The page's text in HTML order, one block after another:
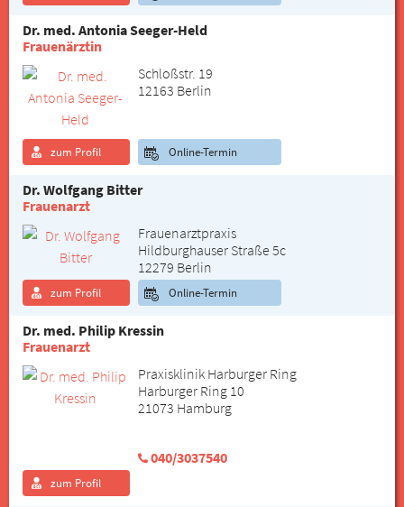
Dr. med. Antonia Seeger-Held
Frauenärztin
Schloßstr. 19
12163 Berlin
zum Profil Online-Termin
Dr. Wolfgang Bitter
Frauenarzt
Frauenarztpraxis
Hildburghauser Straße 5c
12279 Berlin
zum Profil Online-Termin
Dr. med. Philip Kressin
Frauenarzt
Praxisklinik Harburger Ring
Harburger Ring 10
21073 Hamburg
040/3037540
zum Profil